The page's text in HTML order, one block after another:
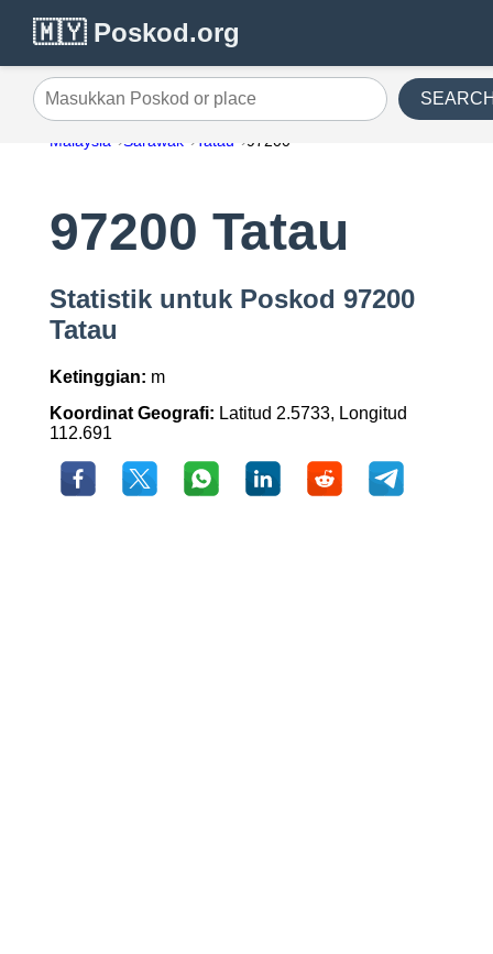
🇲🇾 Poskod.org
Masukkan Poskod or place
Malaysia Sarawak Tatau 97200
97200 Tatau
Statistik untuk Poskod 97200
Tatau
Ketinggian: m
Koordinat Geografi: Latitud 2.5733, Longitud
112.691